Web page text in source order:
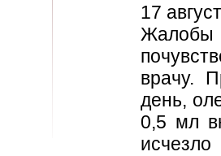
17
Жалобы
врачу.
день,
0,5 мл